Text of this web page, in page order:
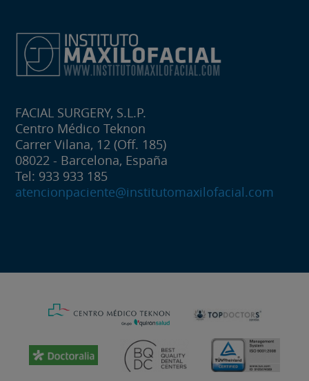
FACIAL SURGERY, S.L.P.
Centro Médico Teknon
Carrer Vilana, 12 (Off. 185)
08022 - Barcelona, España
Tel: 933 933 185
atencionpaciente@institutomaxilofacial.com